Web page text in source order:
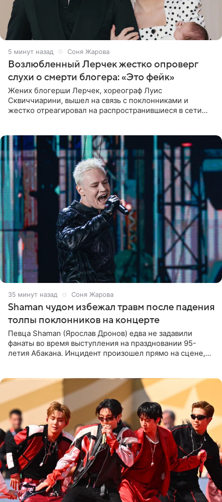
5 минут назад Соня Жарова
Возлюбленный Лерчек жестко опроверг
слухи о смерти блогера: «Это фейк»
Жених блогерши Лерчек, хореограф Луис
Сквиччиарини, вышел на связь с поклонниками и
жестко отреагировал на распространившиеся в сети
35 минут назад Соня Жарова
Shaman чудом избежал травм после падения
толпы поклонников на концерте
Певца Shaman (Ярослав Дронов) едва не задавили
фанаты во время выступления на праздновании 95-
летия Абакана. Инцидент произошел прямо на сцене,